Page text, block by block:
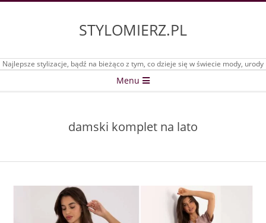
STYLOMIERZ.PL
Najlepsze stylizacje, bądź na bieżąco z tym, co dzieje się w świecie mody, urody
Menu
damski komplet na lato